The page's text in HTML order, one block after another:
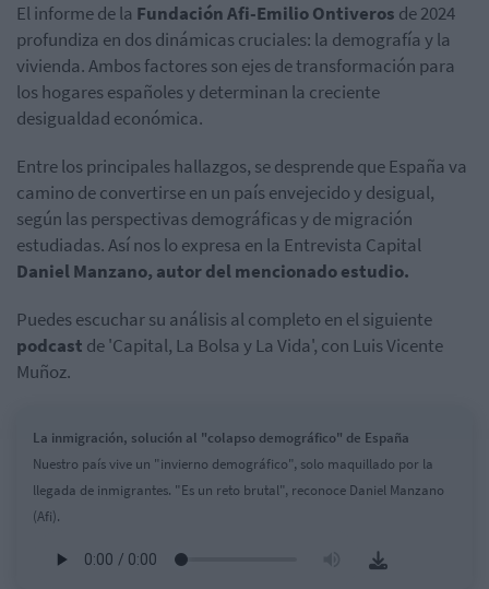
El informe de la Fundación Afi-Emilio Ontiveros de 2024
profundiza en dos dinámicas cruciales: la demografía y la
vivienda. Ambos factores son ejes de transformación para
los hogares españoles y determinan la creciente
desigualdad económica.
Entre los principales hallazgos, se desprende que España va
camino de convertirse en un país envejecido y desigual,
según las perspectivas demográficas y de migración
estudiadas. Así nos lo expresa en la Entrevista Capital
Daniel Manzano, autor del mencionado estudio.
Puedes escuchar su análisis al completo en el siguiente
podcast de 'Capital, La Bolsa y La Vida', con Luis Vicente
Muñoz.
La inmigración, solución al "colapso demográfico" de España
Nuestro país vive un "invierno demográfico", solo maquillado por la
llegada de inmigrantes. "Es un reto brutal", reconoce Daniel Manzano
(Afi).